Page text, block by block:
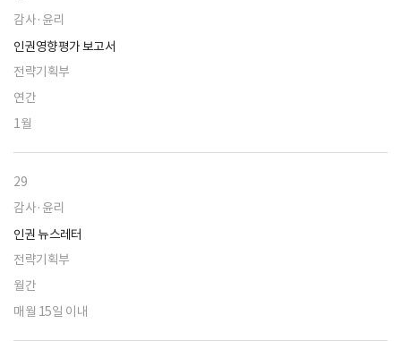
감사·윤리
인권영향평가 보고서
전략기획부
연간
1월
29
감사·윤리
인권 뉴스레터
전략기획부
월간
매월 15일 이내